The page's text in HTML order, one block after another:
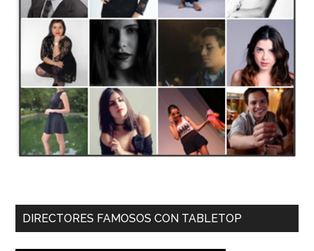
DIRECTORES FAMOSOS CON TABLETOP